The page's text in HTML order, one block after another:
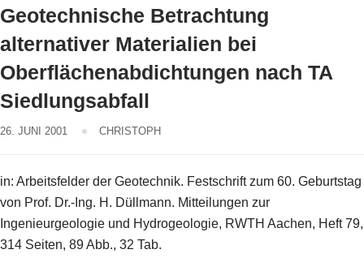
Geotechnische Betrachtung
alternativer Materialien bei
Oberflächenabdichtungen nach TA
Siedlungsabfall
26. JUNI 2001 CHRISTOPH
in: Arbeitsfelder der Geotechnik. Festschrift zum 60. Geburtstag
von Prof. Dr.-Ing. H. Düllmann. Mitteilungen zur
Ingenieurgeologie und Hydrogeologie, RWTH Aachen, Heft 79,
314 Seiten, 89 Abb., 32 Tab.